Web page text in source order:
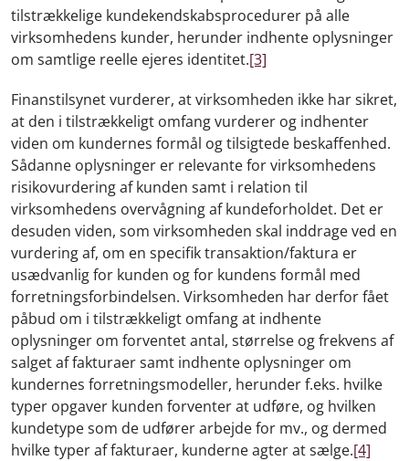
tilstrækkelige kundekendskabsprocedurer på alle
virksomhedens kunder, herunder indhente oplysninger
om samtlige reelle ejeres identitet.[3]
Finanstilsynet vurderer, at virksomheden ikke har sikret,
at den i tilstrækkeligt omfang vurderer og indhenter
viden om kundernes formål og tilsigtede beskaffenhed.
Sådanne oplysninger er relevante for virksomhedens
risikovurdering af kunden samt i relation til
virksomhedens overvågning af kundeforholdet. Det er
desuden viden, som virksomheden skal inddrage ved en
vurdering af, om en specifik transaktion/faktura er
usædvanlig for kunden og for kundens formål med
forretningsforbindelsen. Virksomheden har derfor fået
påbud om i tilstrækkeligt omfang at indhente
oplysninger om forventet antal, størrelse og frekvens af
salget af fakturaer samt indhente oplysninger om
kundernes forretningsmodeller, herunder f.eks. hvilke
typer opgaver kunden forventer at udføre, og hvilken
kundetype som de udfører arbejde for mv., og dermed
hvilke typer af fakturaer, kunderne agter at sælge.[4]